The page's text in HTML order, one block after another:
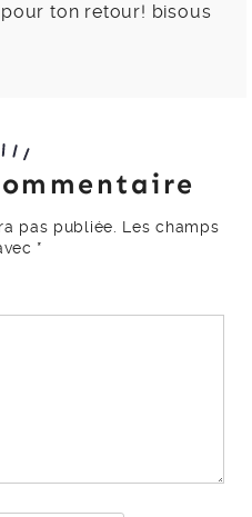
ton retour! bisous
pas publiée. Les champs
*